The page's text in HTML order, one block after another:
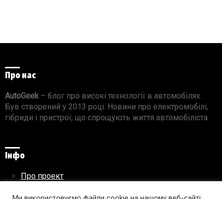
Про нас
AutoGeek– блог про високі технології в автомобілях.
Був створений у 2013 році. Новини про електромобілі,
гібриди і пристрої, що спрощують життя автомобіліста.
Інфо
Про проект